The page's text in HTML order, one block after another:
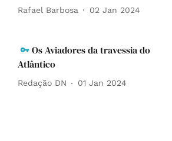
Rafael Barbosa 02 Jan 2024
Os Aviadores da travessia do
Atlântico
Redação DN 01 Jan 2024